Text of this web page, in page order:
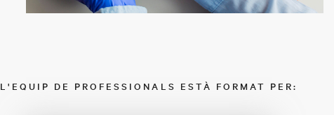
L'EQUIP DE PROFESSIONALS ESTÀ FORMAT PER: